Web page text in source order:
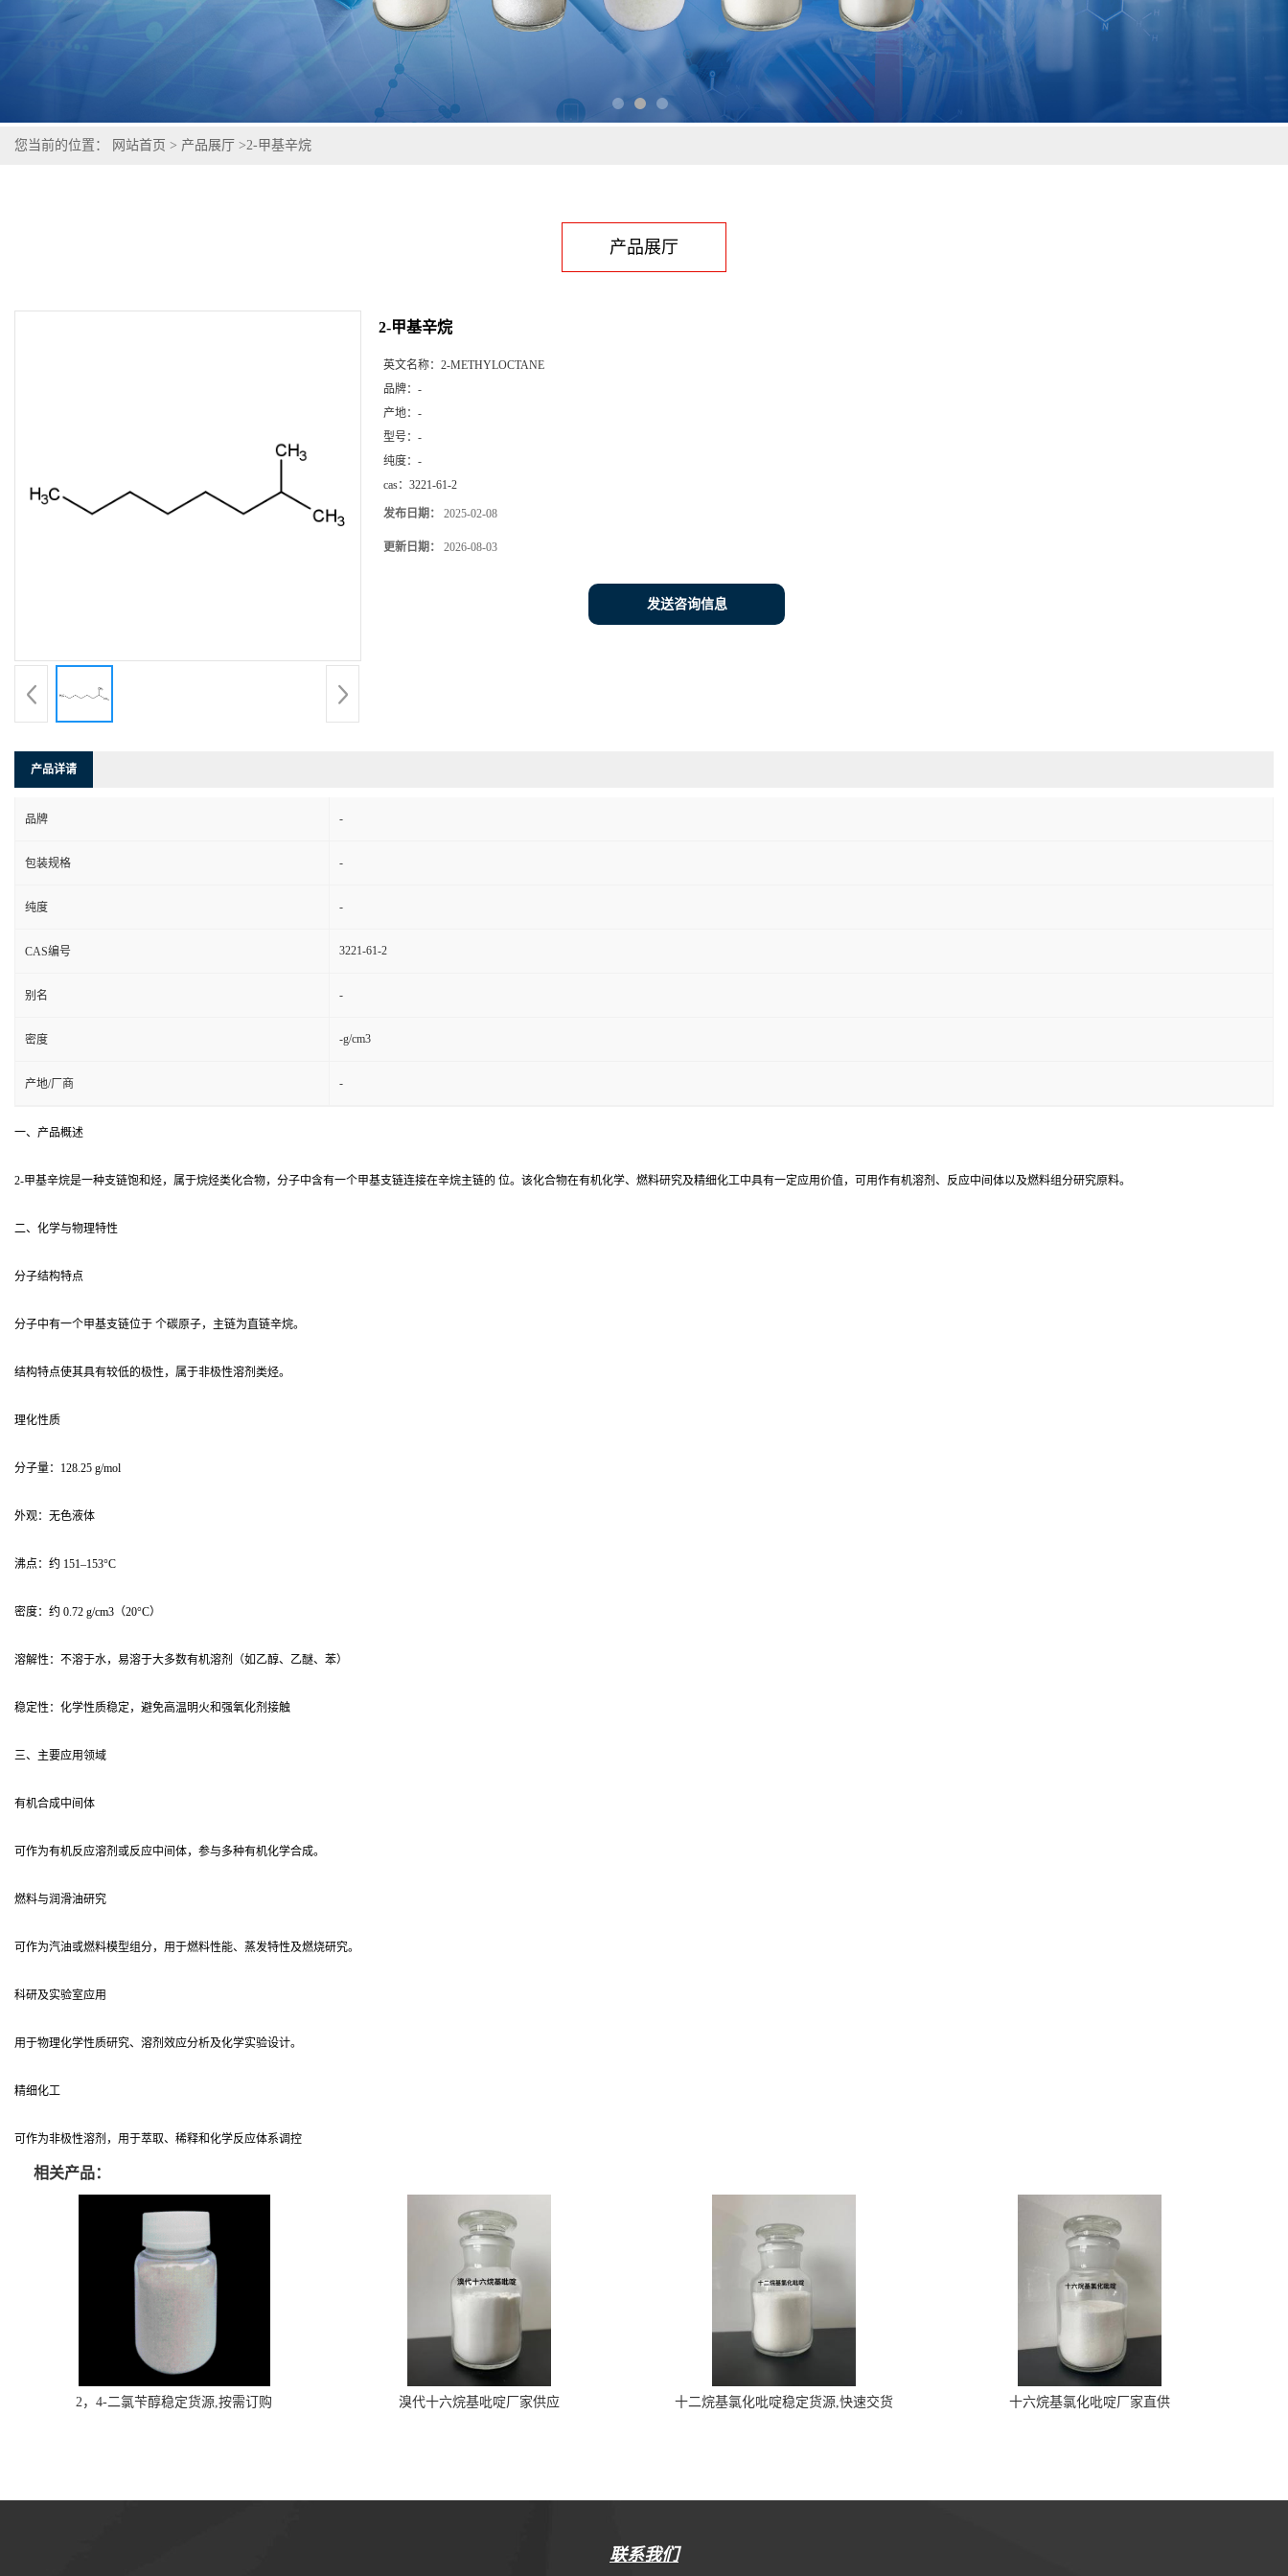
您当前的位置： 网站首页 > 产品展厅 >2-甲基辛烷
产品展厅
2-甲基辛烷
英文名称： 2-METHYLOCTANE
品牌： -
产地： -
型号： -
纯度： -
cas： 3221-61-2
发布日期： 2025-02-08
更新日期： 2026-08-03
发送咨询信息
产品详请
品牌 -
包装规格 -
纯度 -
CAS编号 3221-61-2
别名 -
密度 -g/cm3
产地/厂商 -
一、产品概述
2-甲基辛烷是一种支链饱和烃，属于烷烃类化合物，分子中含有一个甲基支链连接在辛烷主链的 位。该化合物在有机化学、燃料研究及精细化工中具有一定应用价值，可用作有机溶剂、反应中间体以及燃料组分研究原料。
二、化学与物理特性
分子结构特点
分子中有一个甲基支链位于 个碳原子，主链为直链辛烷。
结构特点使其具有较低的极性，属于非极性溶剂类烃。
理化性质
分子量：128.25 g/mol
外观：无色液体
沸点：约 151–153°C
密度：约 0.72 g/cm3（20°C）
溶解性：不溶于水，易溶于大多数有机溶剂（如乙醇、乙醚、苯）
稳定性：化学性质稳定，避免高温明火和强氧化剂接触
三、主要应用领域
有机合成中间体
可作为有机反应溶剂或反应中间体，参与多种有机化学合成。
燃料与润滑油研究
可作为汽油或燃料模型组分，用于燃料性能、蒸发特性及燃烧研究。
科研及实验室应用
用于物理化学性质研究、溶剂效应分析及化学实验设计。
精细化工
可作为非极性溶剂，用于萃取、稀释和化学反应体系调控
相关产品：
2，4-二氯苄醇稳定货源,按需订购 溴代十六烷基吡啶厂家供应 十二烷基氯化吡啶稳定货源,快速交货 十六烷基氯化吡啶厂家直供
联系我们